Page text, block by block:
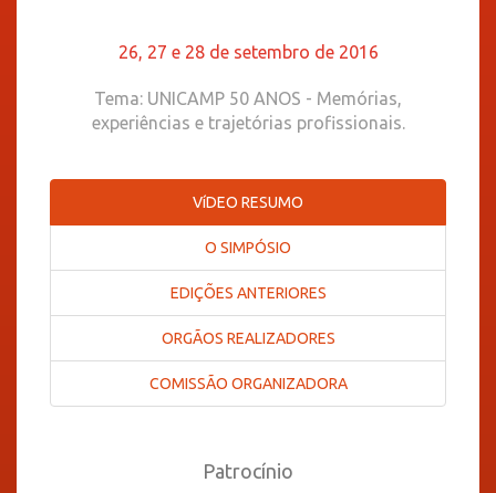
26, 27 e 28 de setembro de 2016
Tema: UNICAMP 50 ANOS - Memórias,
experiências e trajetórias profissionais.
VíDEO RESUMO
O SIMPÓSIO
EDIÇÕES ANTERIORES
ORGÃOS REALIZADORES
COMISSÃO ORGANIZADORA
Patrocínio